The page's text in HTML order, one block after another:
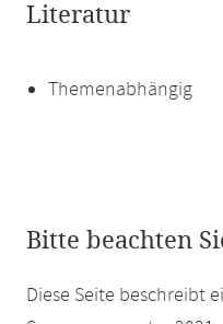
Literatur
Themenabhängig
Bitte beachten
Diese Seite beschreibt